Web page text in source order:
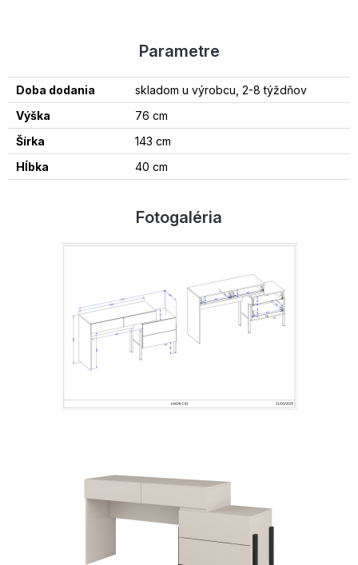
Parametre
Doba dodania
skladom u výrobcu, 2-8 týždňov
Výška
76 cm
Šírka
143 cm
Hĺbka
40 cm
Fotogaléria